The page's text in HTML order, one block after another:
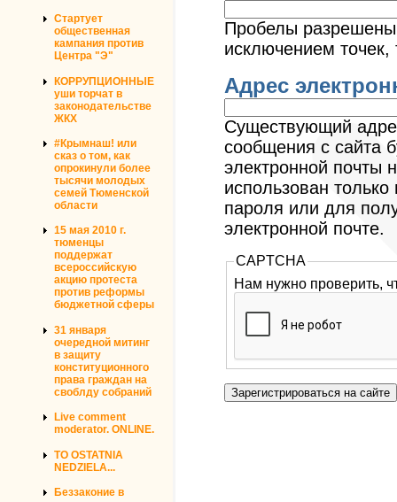
Стартует
общественная
кампания против
Центра "Э"
КОРРУПЦИОННЫЕ
уши торчат в
законодательстве
ЖКХ
#Крымнаш! или
сказ о том, как
опрокинули более
тысячи молодых
семей Тюменской
области
15 мая 2010 г.
тюменцы
поддержат
всероссийскую
акцию протеста
против реформы
бюджетной сферы
31 января
очередной митинг
в защиту
конституционного
права граждан на
своблду собраний
Live comment
moderator. ONLINE.
TO OSTATNIA
NEDZIELA...
Беззаконие в
Пробелы
исключением точек,
Адрес
Существующий
сообщения с сайта
электронной почты
использован
пароля или для
электронной почте.
CAPTCHA
Нам нужно проверить,